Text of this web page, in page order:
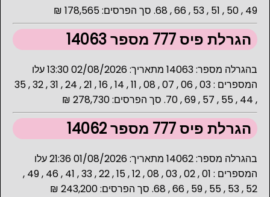
49 , 50 , 51 , 53 , 66 , 68. סך הפרסים: 178,565 ₪
הגרלת פיס 777 מספר 14063
בהגרלה מספר: 14063 מתאריך: 02/08/2026 13:30 עלו
המספרים : 03 , 06 , 07 , 08 , 11 , 14 , 16 , 21 , 24 , 31 , 32 , 35
, 44 , 55 , 57 , 69 , 70. סך הפרסים: 278,730 ₪
הגרלת פיס 777 מספר 14062
בהגרלה מספר: 14062 מתאריך: 01/08/2026 21:36 עלו
המספרים : 01 , 02 , 03 , 08 , 12 , 15 , 22 , 33 , 41 , 46 , 49 ,
52 , 53 , 55 , 59 , 66 , 68. סך הפרסים: 243,200 ₪